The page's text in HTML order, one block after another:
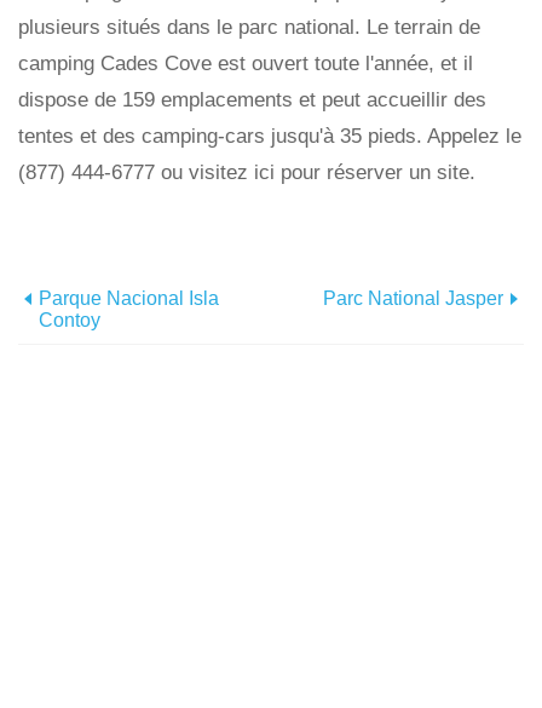
plusieurs situés dans le parc national. Le terrain de
camping Cades Cove est ouvert toute l'année, et il
dispose de 159 emplacements et peut accueillir des
tentes et des camping-cars jusqu'à 35 pieds. Appelez le
(877) 444-6777 ou visitez ici pour réserver un site.
Parque Nacional Isla
Contoy
Parc National Jasper